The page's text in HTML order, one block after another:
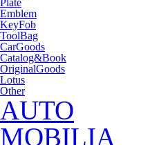
Plate
Emblem
KeyFob
ToolBag
CarGoods
Catalog&Book
OriginalGoods
Lotus
Other
AUTO
MOBILIA